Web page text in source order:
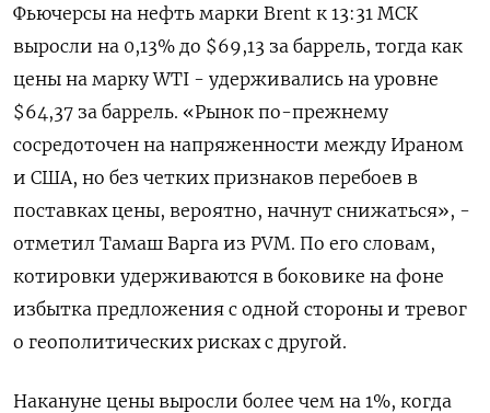
Фьючерсы на нефть марки Brent к 13:31 МСК
выросли на 0,13% до $69,13 за ⁠баррель, тогда как
цены на ​марку WTI - удерживались на уровне
$64,37 за баррель. «⁠Рынок по-прежнему
сосредоточен на напряженности между Ираном
и США, но без четких признаков перебоев в
поставках цены, вероятно, ⁠начнут снижаться», -
отметил Тамаш Варга из PVM. По его словам,
котировки удерживаются в боковике на фоне
избытка предложения ‌с одной стороны и тревог
о геополитических рисках с другой.
Накануне цены выросли более ‍чем на 1%, когда